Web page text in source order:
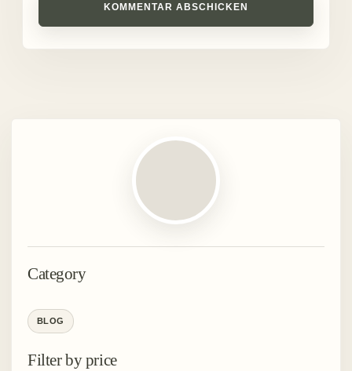
KOMMENTAR ABSCHICKEN
Category
BLOG
Filter by price